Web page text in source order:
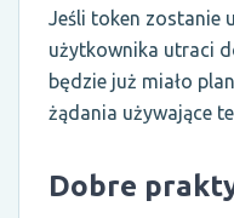
Jeśli token zostanie
użytkownika utraci
będzie już miało
żądania używające
Dobre